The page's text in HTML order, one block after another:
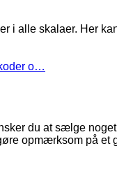
i alle skalaer. Her
o…
du at sælge
opmærksom på et